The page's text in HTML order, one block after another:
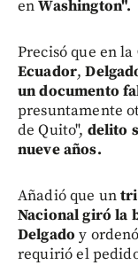
enWashington".
Precisó que en la
Ecuador,
un documento
presuntamente
de Quito", delito
nueve años.
Añadió que un
Nacional giró la
Delgado y
requirió el